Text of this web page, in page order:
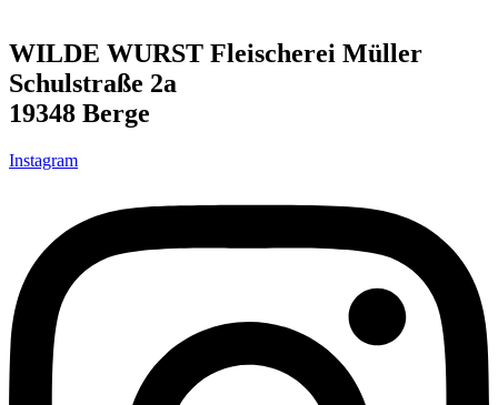
WILDE WURST Fleischerei Müller
Schulstraße 2a
19348 Berge
Instagram